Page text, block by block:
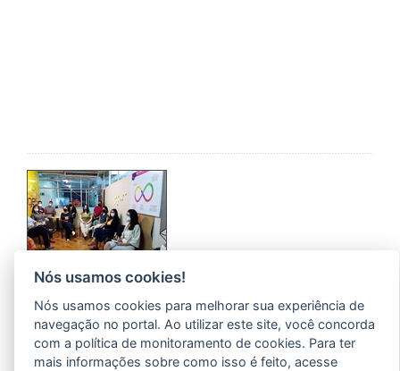
Programa da Seger propõe práticas
inovadoras para os desafios vivenciados
pelas equipes de trabalho do governo
11/03/2022 15H54- ATUALIZADO EM 11/03/2022 15H56
Nós usamos cookies!
Nós usamos cookies para melhorar sua experiência de
navegação no portal. Ao utilizar este site, você concorda
com a política de monitoramento de cookies. Para ter
mais informações sobre como isso é feito, acesse